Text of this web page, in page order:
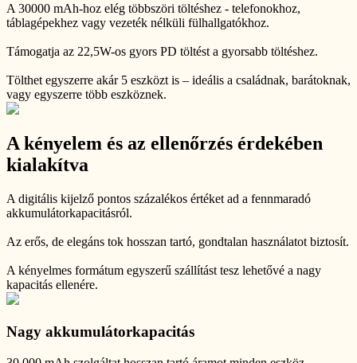
A 30000 mAh-hoz elég többszöri töltéshez - telefonokhoz,
táblagépekhez vagy vezeték nélküli fülhallgatókhoz.
Támogatja az 22,5W-os gyors PD töltést a gyorsabb töltéshez.
Tölthet egyszerre akár 5 eszközt is – ideális a családnak, barátoknak,
vagy egyszerre több eszköznek.
A kényelem és az ellenőrzés érdekében
kialakítva
A digitális kijelző pontos százalékos értéket ad a fennmaradó
akkumulátorkapacitásról.
Az erős, de elegáns tok hosszan tartó, gondtalan használatot biztosít.
A kényelmes formátum egyszerű szállítást tesz lehetővé a nagy
kapacitás ellenére.
Nagy akkumulátorkapacitás